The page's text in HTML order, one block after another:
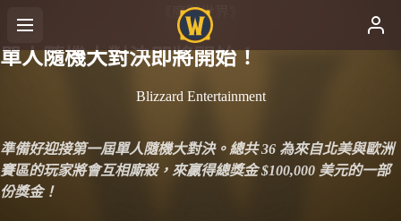
《魔獸世界》
單人隨機大對決即將開始！
Blizzard Entertainment
準備好迎接第一屆單人隨機大對決。總共 36 為來自北美與歐洲
賽區的玩家將會互相廝殺，來贏得總獎金 $100,000 美元的一部
份獎金！